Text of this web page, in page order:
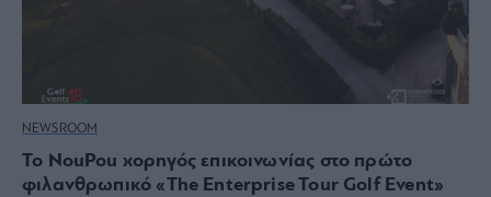
NEWSROOM
Το NouPou χορηγός επικοινωνίας στο πρώτο
φιλανθρωπικό «Τhe Enterprise Tour Golf Event»